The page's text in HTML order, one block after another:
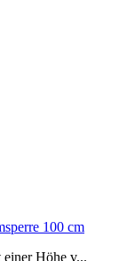
100 cm
Höhe v...